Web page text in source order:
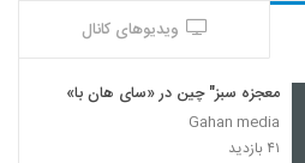
ویدیوهای کانال
معجزه سبز" چین در «سای هان با»
Gahan media
۴۱ بازدید